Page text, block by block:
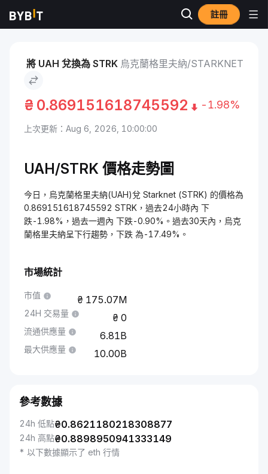
註冊
市場 Starknet 價格 STRK 烏克蘭格里夫納 to Starknet
將 UAH 兌換為 STRK 烏克蘭格里夫納/STARKNET
₴ 0.869151618745592 -1.98%
上次更新：Aug 6, 2026, 10:00:00
UAH/STRK 價格走勢圖
今日，烏克蘭格里夫納(UAH)兌 Starknet (STRK) 的價格為
0.869151618745592 STRK，過去24小時內 下
跌-1.98%，過去一週內 下跌-0.90%。過去30天內，烏克
蘭格里夫納呈下行趨勢，下跌 為-17.49%。
市場統計
市值 175.07M
24H 交易量 0
流通供應量 6.81B
最大供應量 10.00B
參考數據
24h 低點₴0.8621180218308877
24h 高點₴0.8898950941333149
* 以下數據顯示了 eth 行情